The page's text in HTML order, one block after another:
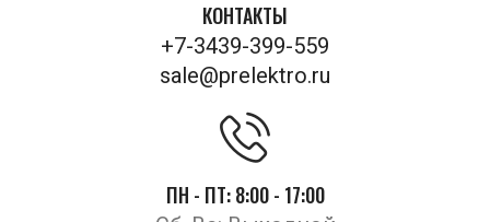
КОНТАКТЫ
+7-3439-399-559
sale@prelektro.ru
ПН - ПТ: 8:00 - 17:00